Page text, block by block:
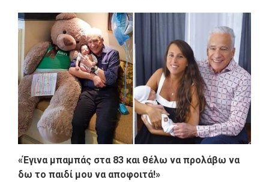
«Έγινα μπαμπάς στα 83 και θέλω να προλάβω να
δω το παιδί μου να αποφοιτά!»